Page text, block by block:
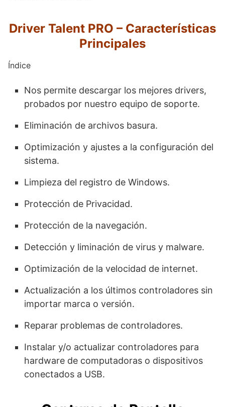
Driver Talent PRO – Características
Principales
Índice
Nos permite descargar los mejores drivers,
probados por nuestro equipo de soporte.
Eliminación de archivos basura.
Optimización y ajustes a la configuración del
sistema.
Limpieza del registro de Windows.
Protección de Privacidad.
Protección de la navegación.
Detección y liminación de virus y malware.
Optimización de la velocidad de internet.
Actualización a los últimos controladores sin
importar marca o versión.
Reparar problemas de controladores.
Instalar y/o actualizar controladores para
hardware de computadoras o dispositivos
conectados a USB.